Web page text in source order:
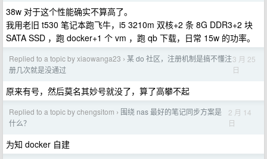
38w 对于这个性能确实不算高了。
我用老旧 t530 笔记本跑飞牛，i5 3210m 双核+2 条 8G DDR3+2 块
SATA SSD ，跑 docker+1 个 vm ，跑 qb 下载，日常 15w 的功率。
Replied to a topic by xiaowanga23 › 某 do 社区，注册机制是搞不懂注
册几次就是没通过
3 月 25
日
原来有号，然后莫名其妙号就没了，算了高攀不起
Replied to a topic by chengsitom › 围绕 nas 最好的笔记同步方案是
什么？
2 月 14
日
为知 docker 自建